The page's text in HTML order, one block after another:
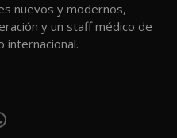
nuevos y modernos,
y un staff médico de
internacional.